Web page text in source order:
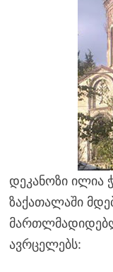
დეკანოზი ილია
ზაქათალაში
ავრცელებს: